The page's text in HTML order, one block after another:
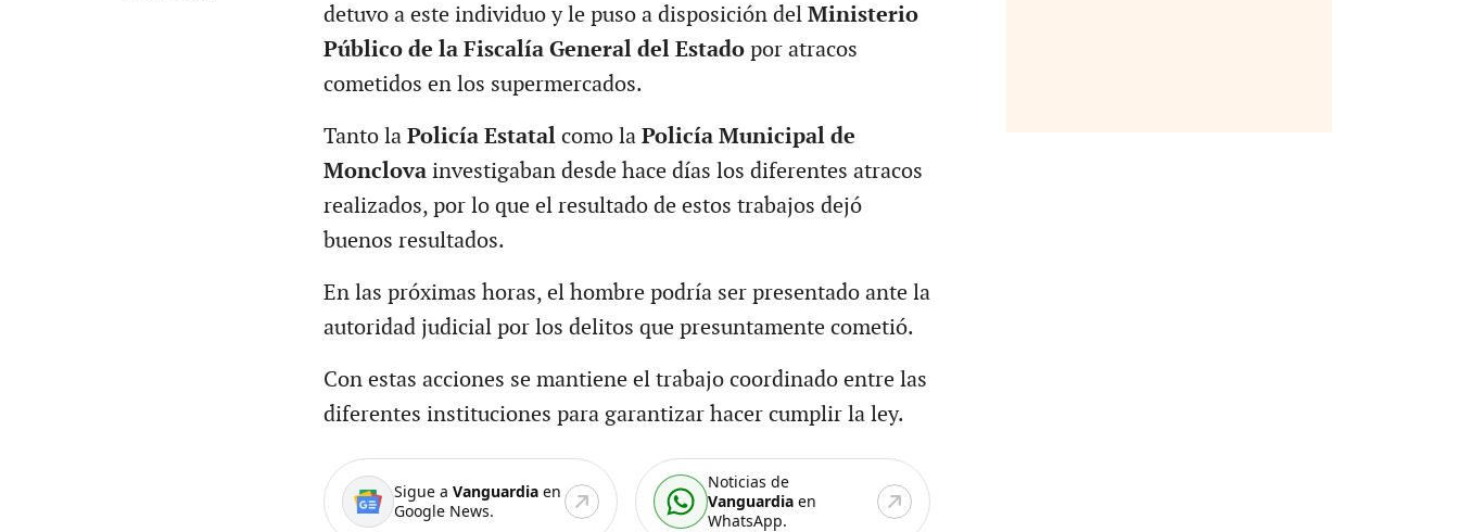
detuvo a este individuo y le puso a disposición del Ministerio
Público de la Fiscalía General del Estadopor atracos
cometidos en los supermercados.
Tanto laPolicía Estatalcomo la Policía Municipal de
Monclovainvestigaban desde hace días los diferentes atracos
realizados, por lo que el resultado de estos trabajos dejó
buenos resultados.
En las próximas horas, el hombre podría ser presentado ante la
autoridad judicial por los delitos que presuntamente cometió.
Con estas acciones se mantiene el trabajo coordinado entre las
diferentes instituciones para garantizar hacer cumplir la ley.
Sigue a Vanguardiaen
Google News.
Noticias de
Vanguardia en
WhatsApp.